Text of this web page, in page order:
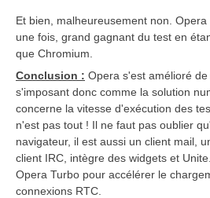
Et bien, malheureusement non.
une fois, grand gagnant du test en
que Chromium.
Conclusion : Opera s'est amélioré
s'imposant donc comme la solution
concerne la vitesse d'exécution des
n'est pas tout ! Il ne faut pas oublier
navigateur, il est aussi un client mail,
client IRC, intègre des widgets et
Opera Turbo pour accélérer le
connexions RTC.